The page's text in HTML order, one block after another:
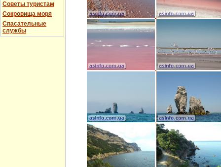
Советы туристам
Сокровища моря
Спасательные
службы